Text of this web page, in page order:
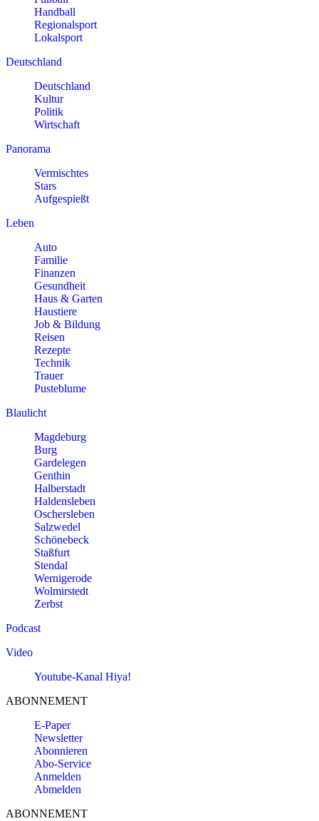
Handball
Regionalsport
Lokalsport
Deutschland
Deutschland
Kultur
Politik
Wirtschaft
Panorama
Vermischtes
Stars
Aufgespießt
Leben
Auto
Familie
Finanzen
Gesundheit
Haus & Garten
Haustiere
Job & Bildung
Reisen
Rezepte
Technik
Trauer
Pusteblume
Blaulicht
Magdeburg
Burg
Gardelegen
Genthin
Halberstadt
Haldensleben
Oschersleben
Salzwedel
Schönebeck
Staßfurt
Stendal
Wernigerode
Wolmirstedt
Zerbst
Podcast
Video
Youtube-Kanal Hiya!
ABONNEMENT
E-Paper
Newsletter
Abonnieren
Abo-Service
Anmelden
Abmelden
ABONNEMENT